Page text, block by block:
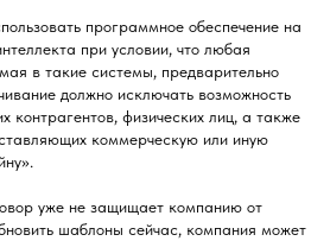
программное обеспечение на
при условии, что любая
в такие системы, предварительно
должно исключать возможность
контрагентов, физических лиц, а также
коммерческую или иную
уже не защищает компанию от
шаблоны сейчас, компания может